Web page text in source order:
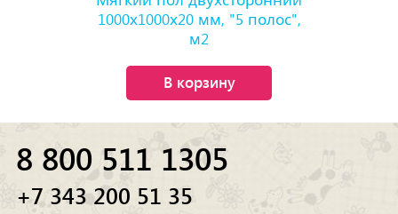
1000х1000х20 мм, "5 полос",
м2
В корзину
8 800 511 1305
+7 343 200 51 35